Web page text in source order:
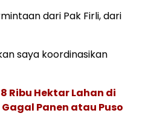
dari Pak Firli, dari
saya koordinasikan
Ribu Hektar Lahan di
Panen atau Puso